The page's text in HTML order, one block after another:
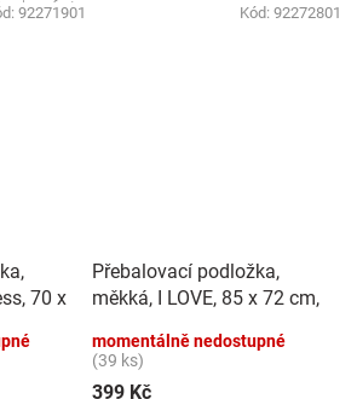
komfort,
92271901 Kód: 92272801
70 x
Přebalovací podložka,
měkká, I LOVE, 85 x 72 cm,
momentálně nedostupné
(39 ks)
399 Kč